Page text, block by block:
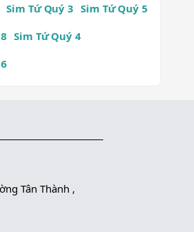
Sim Tứ Quý 3 Sim Tứ Quý 5
Sim Tứ Quý 4
Tân Thành ,